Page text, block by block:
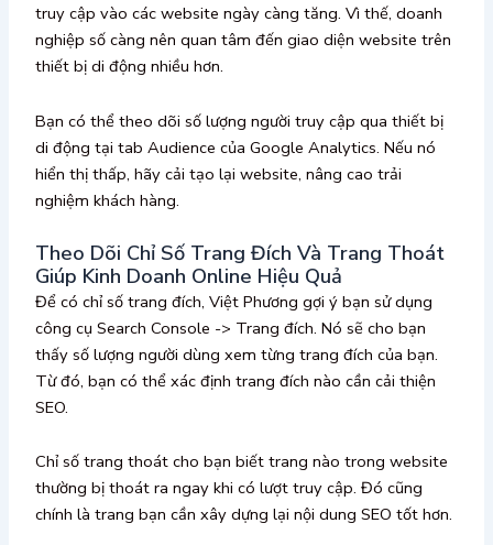
truy cập vào các website ngày càng tăng. Vì thế, doanh
nghiệp số càng nên quan tâm đến giao diện website trên
thiết bị di động nhiều hơn.
Bạn có thể theo dõi số lượng người truy cập qua thiết bị
di động tại tab Audience của Google Analytics. Nếu nó
hiển thị thấp, hãy cải tạo lại website, nâng cao trải
nghiệm khách hàng.
Theo Dõi Chỉ Số Trang Đích Và Trang Thoát
Giúp Kinh Doanh Online Hiệu Quả
Để có chỉ số trang đích, Việt Phương gợi ý bạn sử dụng
công cụ Search Console -> Trang đích. Nó sẽ cho bạn
thấy số lượng người dùng xem từng trang đích của bạn.
Từ đó, bạn có thể xác định trang đích nào cần cải thiện
SEO.
Chỉ số trang thoát cho bạn biết trang nào trong website
thường bị thoát ra ngay khi có lượt truy cập. Đó cũng
chính là trang bạn cần xây dựng lại nội dung SEO tốt hơn.